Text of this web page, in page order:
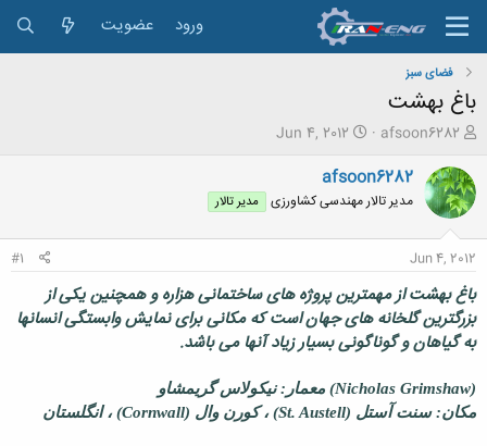
ورود عضویت
فضای سبز
باغ بهشت
ش
و
ع
ک
ه
م
و
ض
ع
afsoon6282
ت
ر
ی
خ
ع
Jun 4, 2012
afsoon6282
مدیر تالار مهندسی كشاورزی مدیر تالار
Jun 4, 2012
#1
باغ بهشت از مهمترین پروژه های ساختمانی هزاره و همچنین یکی از
بزرگترین گلخانه های جهان است که مکانی برای نمایش وابستگی انسانها
به گیاهان و گوناگونی بسیار زیاد آنها می باشد.
(Nicholas Grimshaw) معمار: نیکولاس گریمشاو
مکان: سنت آستل (St. Austell) ، کورن وال (Cornwall) ، انگلستان